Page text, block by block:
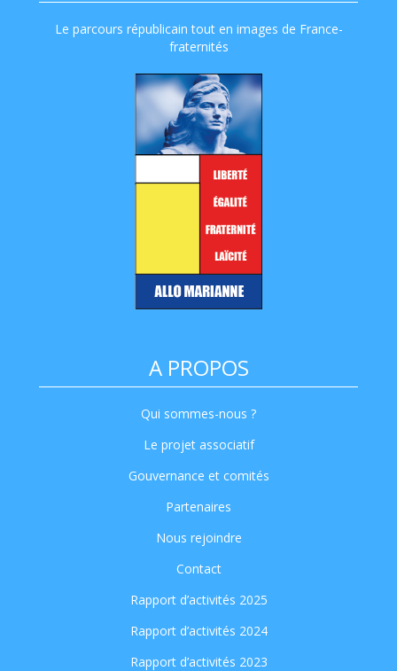
Le parcours républicain tout en images de France-
fraternités
A PROPOS
Qui sommes-nous ?
Le projet associatif
Gouvernance et comités
Partenaires
Nous rejoindre
Contact
Rapport d’activités 2025
Rapport d’activités 2024
Rapport d’activités 2023